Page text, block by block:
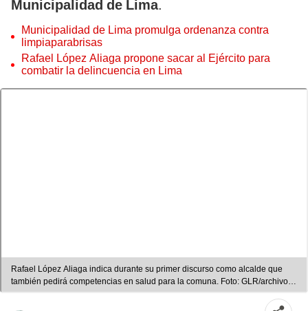
Municipalidad de Lima.
Municipalidad de Lima promulga ordenanza contra
limpiaparabrisas
Rafael López Aliaga propone sacar al Ejército para
combatir la delincuencia en Lima
Rafael López Aliaga indica durante su primer discurso como alcalde que
también pedirá competencias en salud para la comuna. Foto: GLR/archivo.
Video: Municipalidad de Lima.